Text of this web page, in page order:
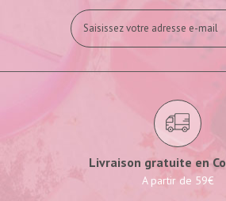
Livraison gratuite en
A partir de 59€